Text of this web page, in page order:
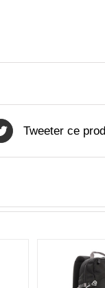
Tweeter ce